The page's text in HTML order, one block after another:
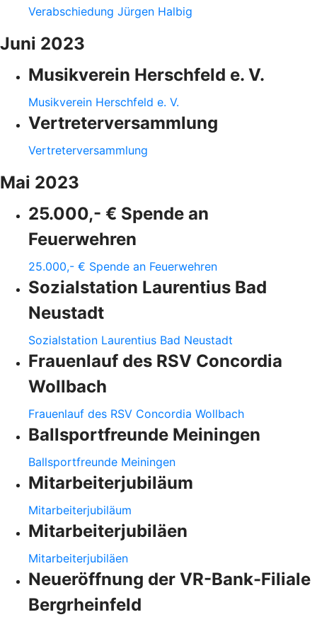
Verabschiedung Jürgen Halbig
Juni 2023
Musikverein Herschfeld e. V.
Musikverein Herschfeld e. V.
Vertreterversammlung
Vertreterversammlung
Mai 2023
25.000,- € Spende an
Feuerwehren
25.000,- € Spende an Feuerwehren
Sozialstation Laurentius Bad
Neustadt
Sozialstation Laurentius Bad Neustadt
Frauenlauf des RSV Concordia
Wollbach
Frauenlauf des RSV Concordia Wollbach
Ballsportfreunde Meiningen
Ballsportfreunde Meiningen
Mitarbeiterjubiläum
Mitarbeiterjubiläum
Mitarbeiterjubiläen
Mitarbeiterjubiläen
Neueröffnung der VR-Bank-Filiale
Bergrheinfeld